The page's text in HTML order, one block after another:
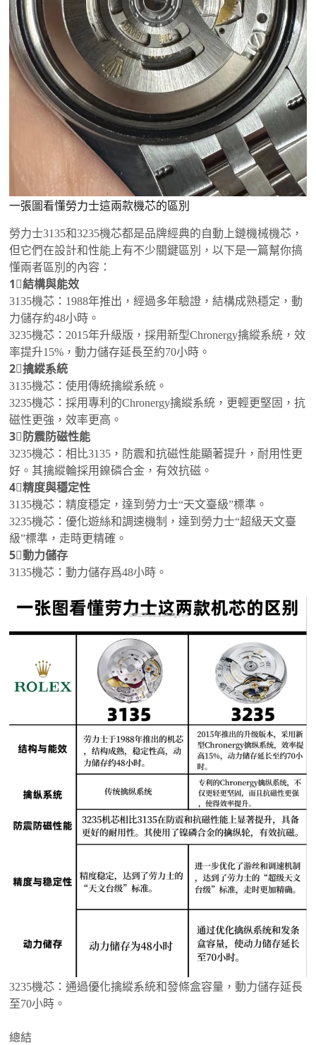
一張圖看懂勞力士這兩款機芯的區別
勞力士3135和3235機芯都是品牌經典的自動上鏈機械機芯，
但它們在設計和性能上有不少關鍵區別，以下是一篇幫你搞
懂兩者區別的內容：
1⃣️結構與能效
3135機芯：1988年推出，經過多年驗證，結構成熟穩定，動
力儲存約48小時。
3235機芯：2015年升級版，採用新型Chronergy擒縱系統，效
率提升15%，動力儲存延長至約70小時。
2⃣️擒縱系統
3135機芯：使用傳統擒縱系統。
3235機芯：採用專利的Chronergy擒縱系統，更輕更堅固，抗
磁性更強，效率更高。
3⃣️防震防磁性能
3235機芯：相比3135，防震和抗磁性能顯著提升，耐用性更
好。其擒縱輪採用鎳磷合金，有效抗磁。
4⃣️精度與穩定性
3135機芯：精度穩定，達到勞力士“天文臺級”標準。
3235機芯：優化遊絲和調速機制，達到勞力士“超級天文臺
級”標準，走時更精確。
5⃣️動力儲存
3135機芯：動力儲存爲48小時。
3235機芯：通過優化擒縱系統和發條盒容量，動力儲存延長
至70小時。
總結